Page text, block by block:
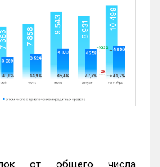
от общего числа